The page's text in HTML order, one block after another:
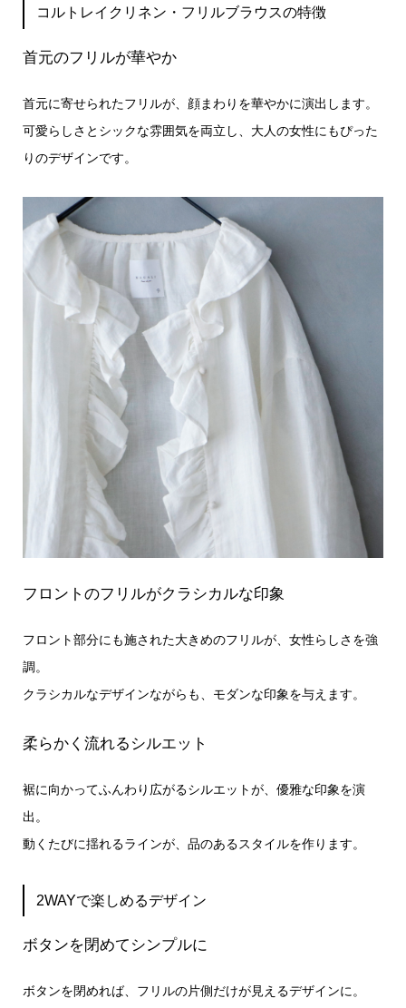
コルトレイクリネン・フリルブラウスの特徴
首元のフリルが華やか
首元に寄せられたフリルが、顔まわりを華やかに演出します。
可愛らしさとシックな雰囲気を両立し、大人の女性にもぴった
りのデザインです。
フロントのフリルがクラシカルな印象
フロント部分にも施された大きめのフリルが、女性らしさを強
調。
クラシカルなデザインながらも、モダンな印象を与えます。
柔らかく流れるシルエット
裾に向かってふんわり広がるシルエットが、優雅な印象を演
出。
動くたびに揺れるラインが、品のあるスタイルを作ります。
2WAYで楽しめるデザイン
ボタンを閉めてシンプルに
ボタンを閉めれば、フリルの片側だけが見えるデザインに。